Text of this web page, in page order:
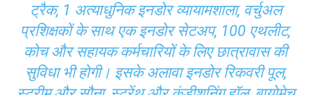
ट्रैक, 1 अत्याधुनिक इनडोर व्यायामशाला, वर्चुअल
प्रशिक्षकों के साथ एक इनडोर सेटअप, 100 एथलीट,
कोच और सहायक कर्मचारियों के लिए छात्रावास की
सुविधा भी होगी। इसके अलावा इनडोर रिकवरी पूल,